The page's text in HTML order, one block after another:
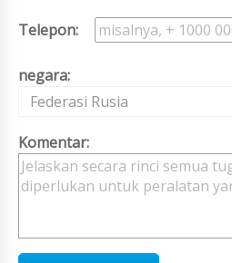
Telepon:
negara:
Federasi Rusia
Komentar: